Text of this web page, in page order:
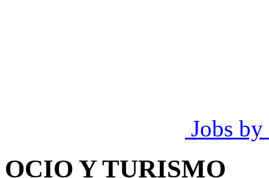
Jobs by
OCIO Y TURISMO